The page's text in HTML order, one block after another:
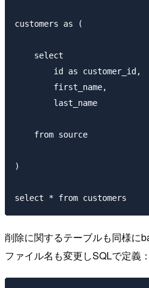
customers as (
    select
        id as customer_id,
        first_name,
        last_name
    from source
)
削除に関するテーブルも同様に
ファイル名も変更しSQLで定義：